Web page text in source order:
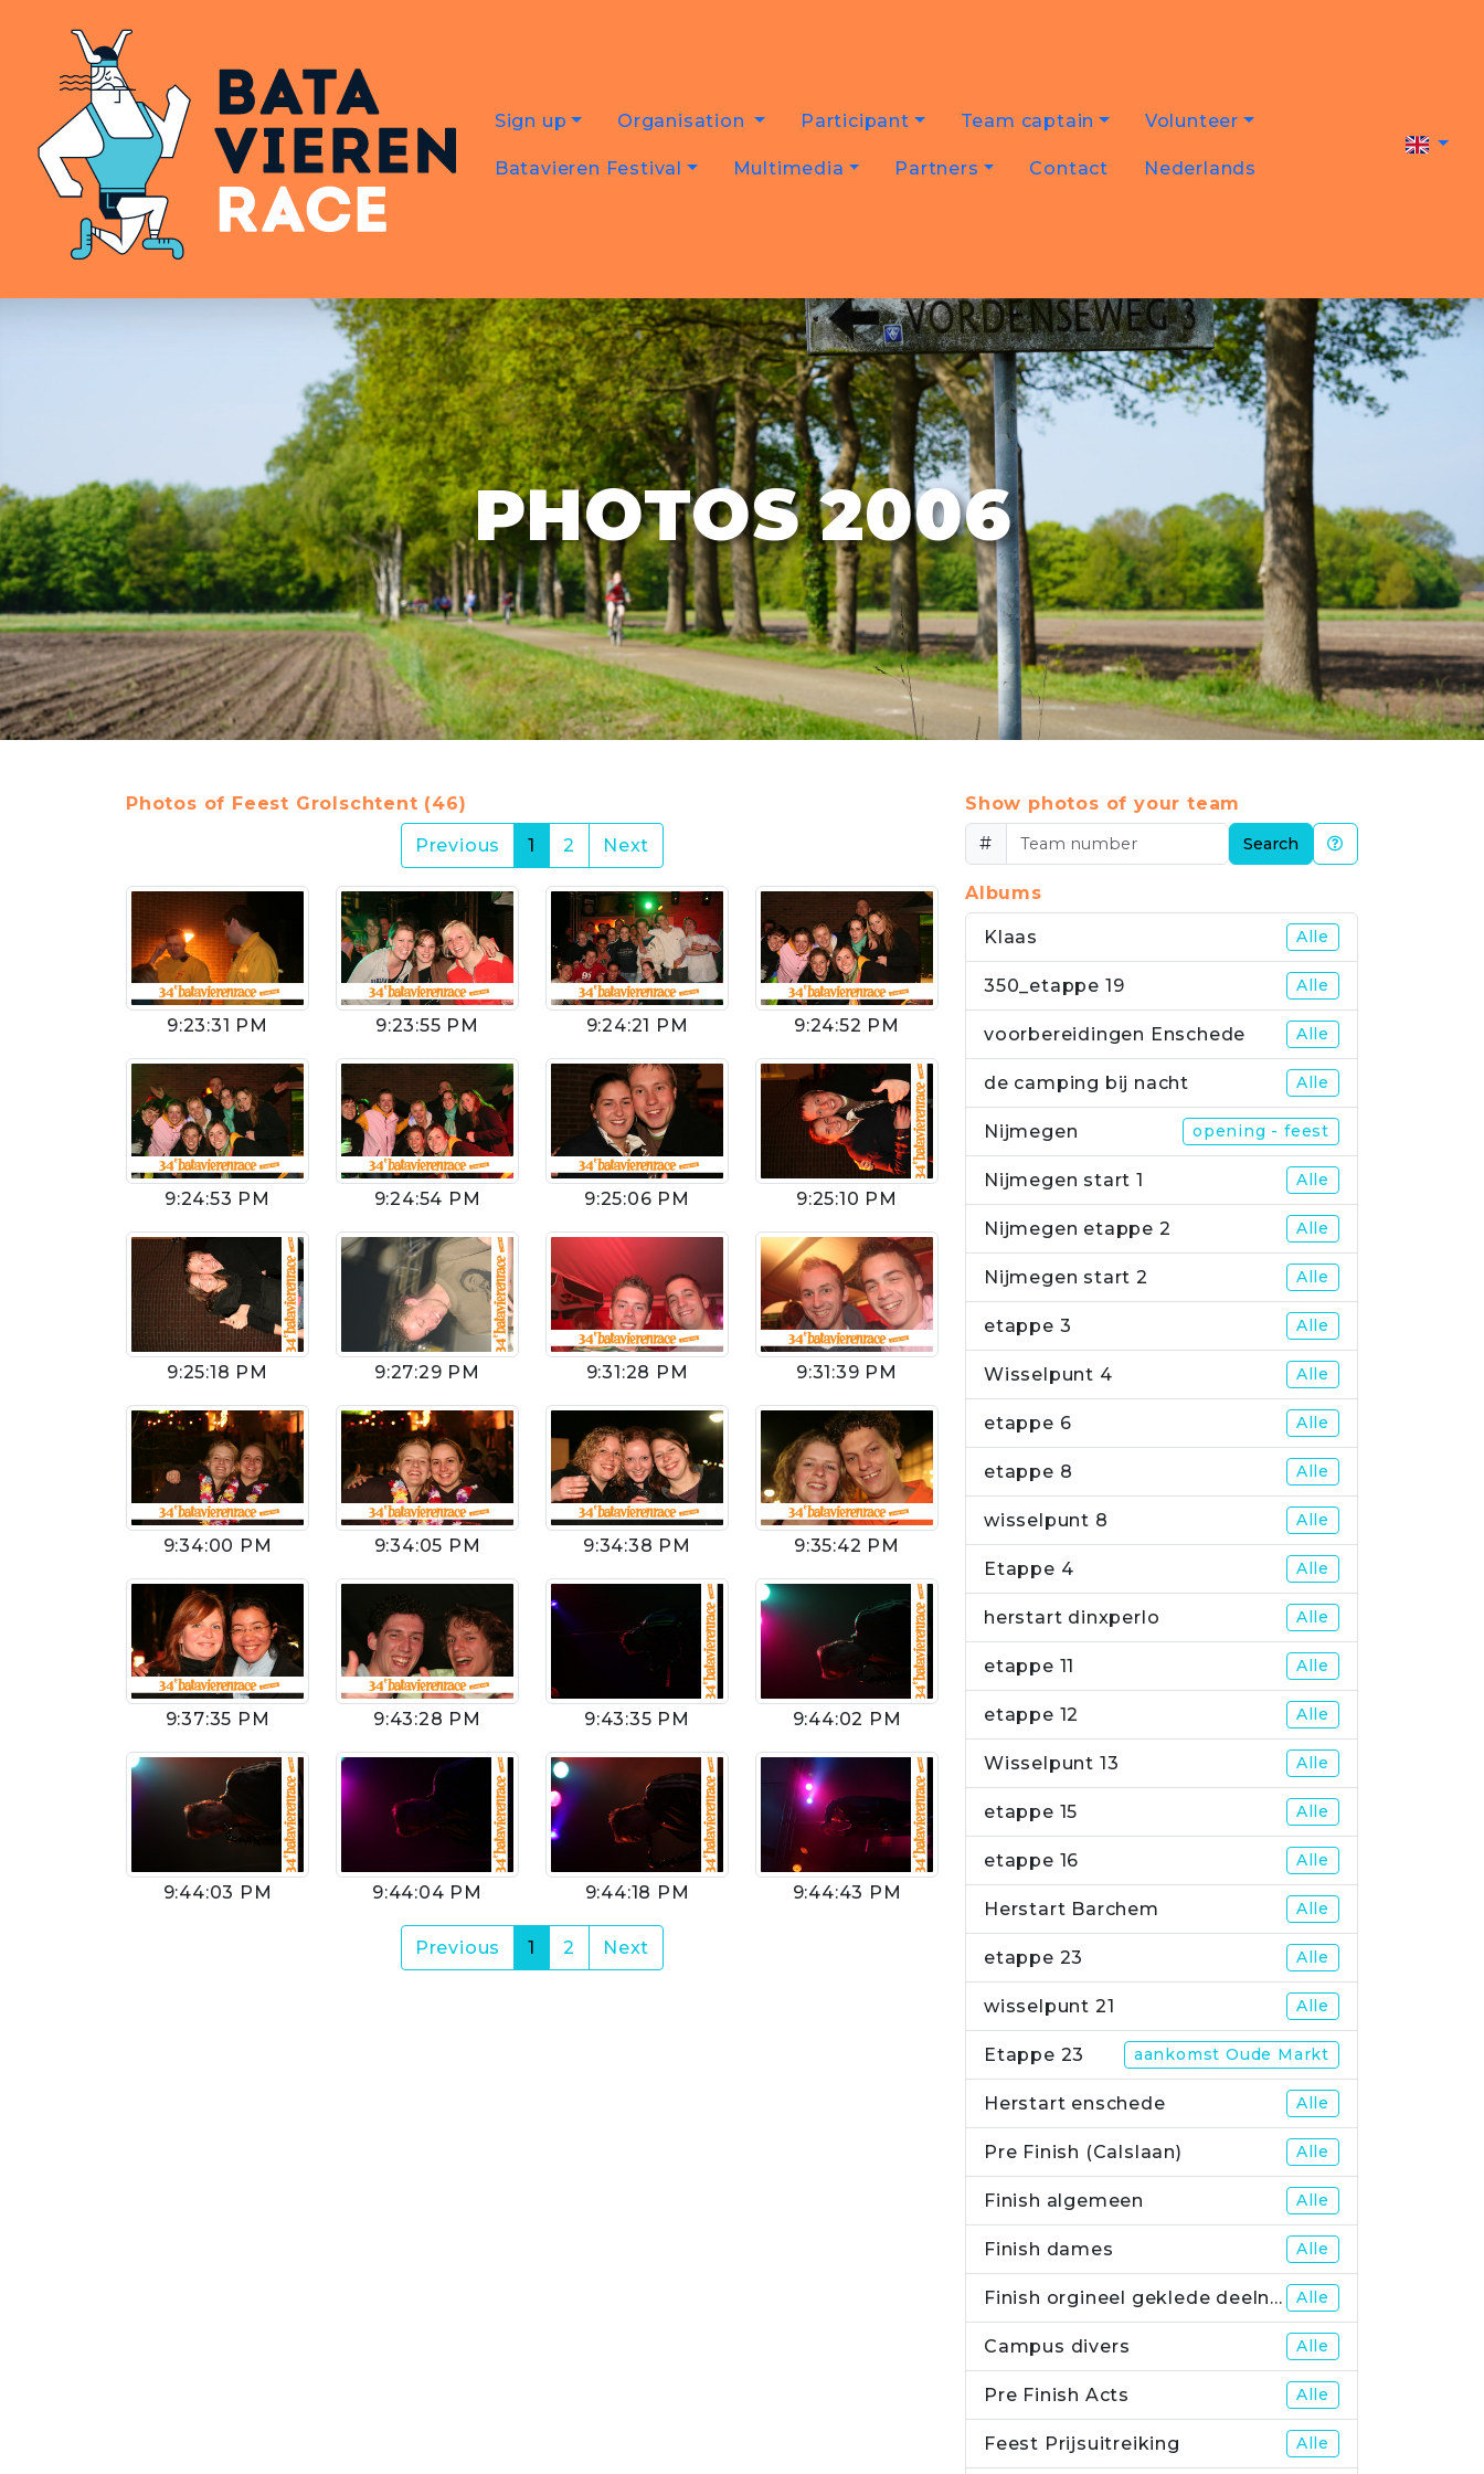
Sign up Organisation Participant Team captain Volunteer
Batavieren Festival Multimedia Partners Contact Nederlands
PHOTOS 2006
Photos of Feest Grolschtent (46)
Previous
1 (current)
2 Next
9:23:31 PM 9:23:55 PM 9:24:21 PM 9:24:52 PM
9:24:53 PM 9:24:54 PM 9:25:06 PM 9:25:10 PM
9:25:18 PM 9:27:29 PM 9:31:28 PM 9:31:39 PM
9:34:00 PM 9:34:05 PM 9:34:38 PM 9:35:42 PM
9:37:35 PM 9:43:28 PM 9:43:35 PM 9:44:02 PM
9:44:03 PM 9:44:04 PM 9:44:18 PM 9:44:43 PM
Previous 1 (current)
2 Next
Show photos of your team
#
Search
Albums
Klaas Alle
350_etappe 19 Alle
voorbereidingen Enschede Alle
de camping bij nacht Alle
Nijmegen opening - feest
Nijmegen start 1 Alle
Nijmegen etappe 2 Alle
Nijmegen start 2 Alle
etappe 3 Alle
Wisselpunt 4 Alle
etappe 6 Alle
etappe 8 Alle
wisselpunt 8 Alle
Etappe 4 Alle
herstart dinxperlo Alle
etappe 11 Alle
etappe 12 Alle
Wisselpunt 13 Alle
etappe 15 Alle
etappe 16 Alle
Herstart Barchem Alle
etappe 23 Alle
wisselpunt 21 Alle
Etappe 23 aankomst Oude Markt
Herstart enschede Alle
Pre Finish (Calslaan) Alle
Finish algemeen Alle
Finish dames Alle
Finish orgineel geklede deelnemers Alle
Campus divers Alle
Pre Finish Acts Alle
Feest Prijsuitreiking Alle